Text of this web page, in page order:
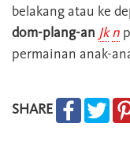
belakang atau ke
dom-plang-an Jk n
permainan anak-
SHARE